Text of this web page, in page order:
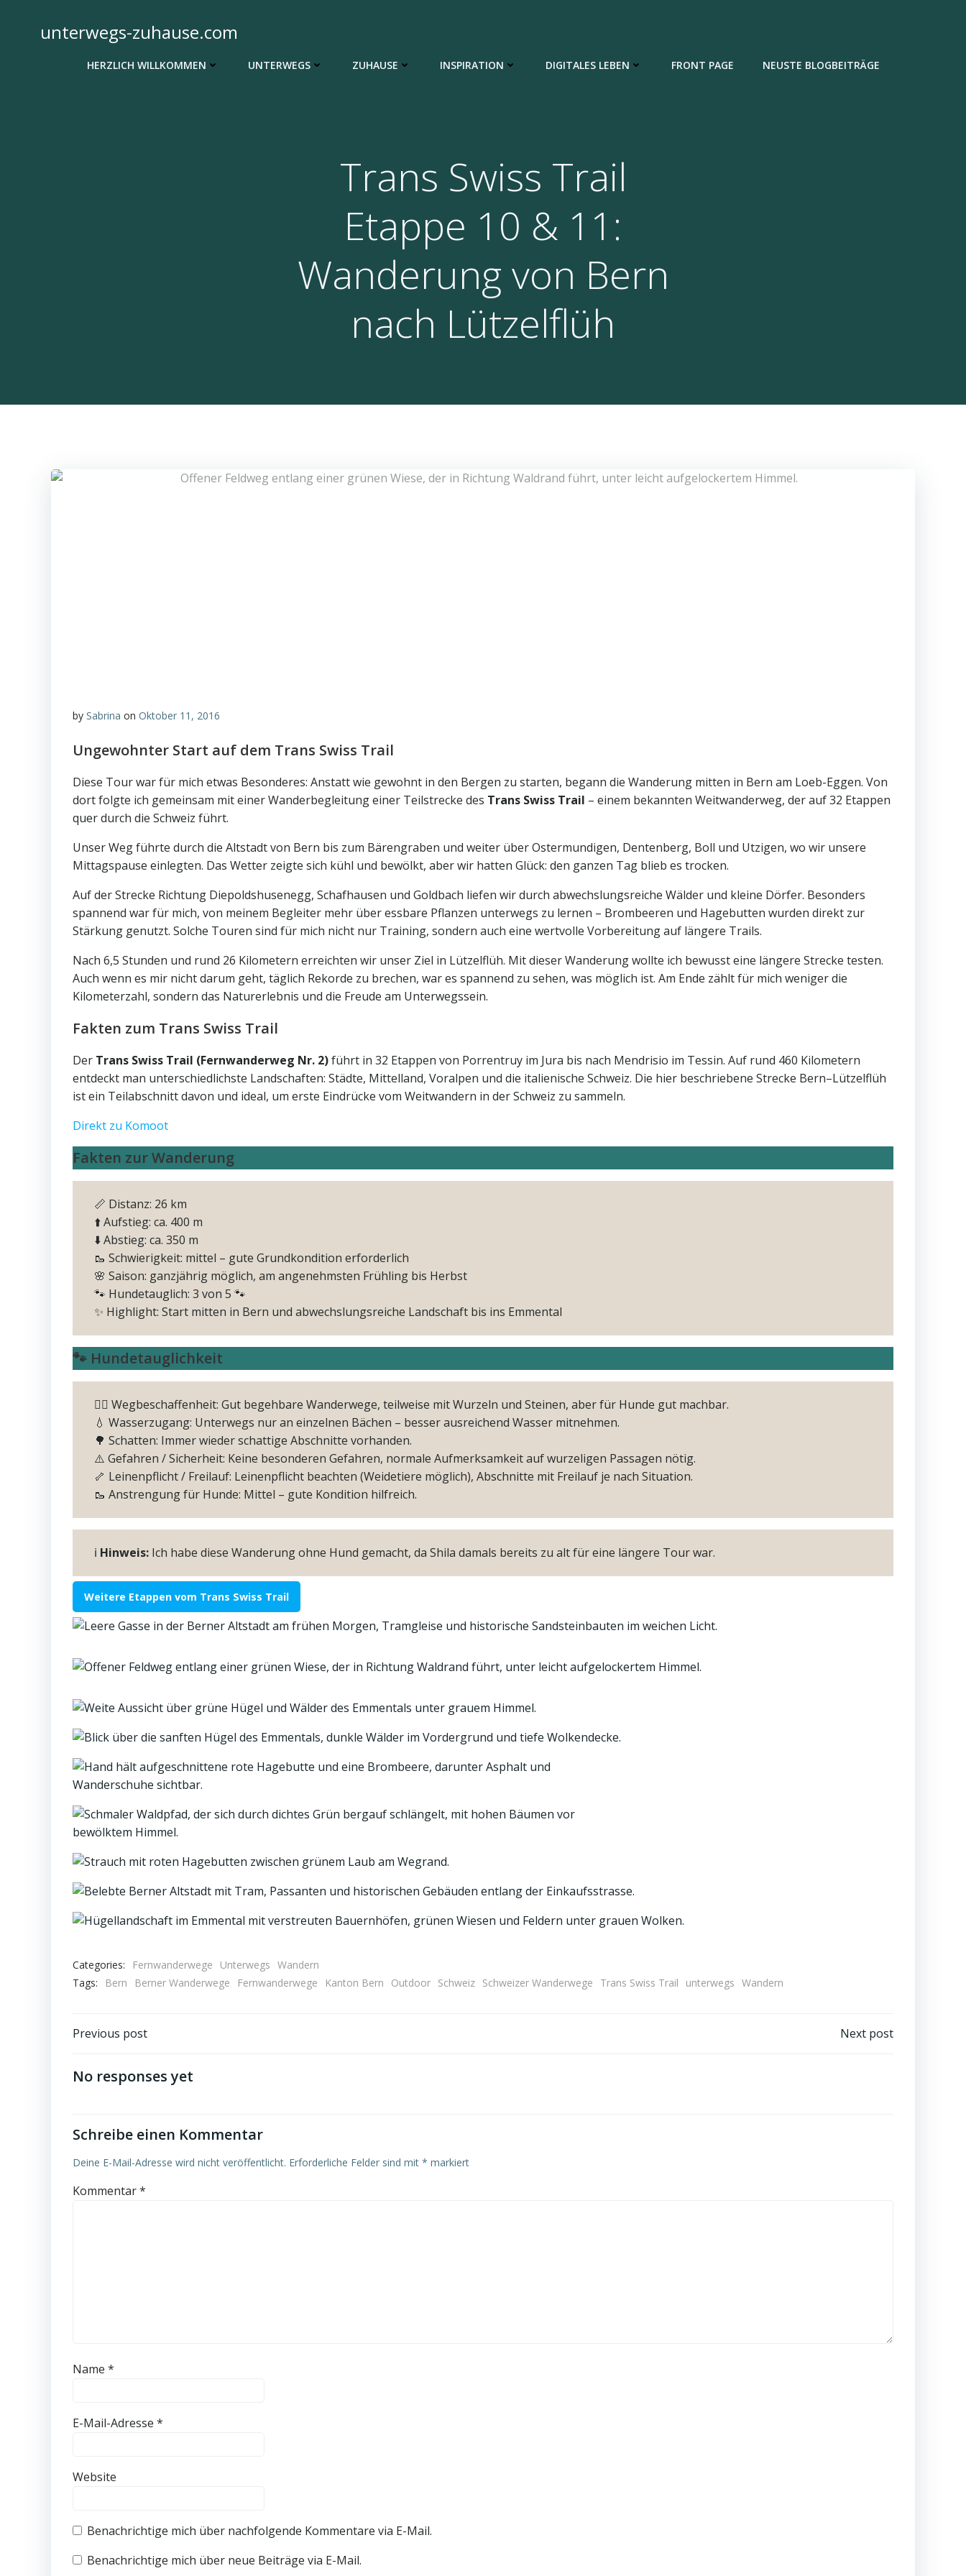
springenunterwegs-zuhause.com
HERZLICH WILLKOMMEN UNTERWEGS ZUHAUSE INSPIRATION DIGITALES LEBEN FRONT PAGE NEUSTE BLOGBEITRÄGE
Trans Swiss Trail
Etappe 10 & 11:
Wanderung von Bern
nach Lützelflüh
by Sabrina on Oktober 11, 2016
Ungewohnter Start auf dem Trans Swiss Trail
Diese Tour war für mich etwas Besonderes: Anstatt wie gewohnt in den Bergen zu starten, begann die Wanderung mitten in Bern am Loeb-Eggen. Von
dort folgte ich gemeinsam mit einer Wanderbegleitung einer Teilstrecke des Trans Swiss Trail – einem bekannten Weitwanderweg, der auf 32 Etappen
quer durch die Schweiz führt.
Unser Weg führte durch die Altstadt von Bern bis zum Bärengraben und weiter über Ostermundigen, Dentenberg, Boll und Utzigen, wo wir unsere
Mittagspause einlegten. Das Wetter zeigte sich kühl und bewölkt, aber wir hatten Glück: den ganzen Tag blieb es trocken.
Auf der Strecke Richtung Diepoldshusenegg, Schafhausen und Goldbach liefen wir durch abwechslungsreiche Wälder und kleine Dörfer. Besonders
spannend war für mich, von meinem Begleiter mehr über essbare Pflanzen unterwegs zu lernen – Brombeeren und Hagebutten wurden direkt zur
Stärkung genutzt. Solche Touren sind für mich nicht nur Training, sondern auch eine wertvolle Vorbereitung auf längere Trails.
Nach 6,5 Stunden und rund 26 Kilometern erreichten wir unser Ziel in Lützelflüh. Mit dieser Wanderung wollte ich bewusst eine längere Strecke testen.
Auch wenn es mir nicht darum geht, täglich Rekorde zu brechen, war es spannend zu sehen, was möglich ist. Am Ende zählt für mich weniger die
Kilometerzahl, sondern das Naturerlebnis und die Freude am Unterwegssein.
Fakten zum Trans Swiss Trail
Der Trans Swiss Trail (Fernwanderweg Nr. 2)führt in 32 Etappen von Porrentruy im Jura bis nach Mendrisio im Tessin. Auf rund 460 Kilometern
entdeckt man unterschiedlichste Landschaften: Städte, Mittelland, Voralpen und die italienische Schweiz. Die hier beschriebene Strecke Bern–Lützelflüh
ist ein Teilabschnitt davon und ideal, um erste Eindrücke vom Weitwandern in der Schweiz zu sammeln.
Direkt zu Komoot
Fakten zur Wanderung
📏 Distanz: 26 km
⬆️ Aufstieg: ca. 400 m
⬇️ Abstieg: ca. 350 m
🥾 Schwierigkeit: mittel – gute Grundkondition erforderlich
🌸 Saison: ganzjährig möglich, am angenehmsten Frühling bis Herbst
🐾 Hundetauglich: 3 von 5 🐾
✨ Highlight: Start mitten in Bern und abwechslungsreiche Landschaft bis ins Emmental
🐾 Hundetauglichkeit
🚶‍♂️ Wegbeschaffenheit: Gut begehbare Wanderwege, teilweise mit Wurzeln und Steinen, aber für Hunde gut machbar.
💧 Wasserzugang: Unterwegs nur an einzelnen Bächen – besser ausreichend Wasser mitnehmen.
🌳 Schatten: Immer wieder schattige Abschnitte vorhanden.
⚠️ Gefahren / Sicherheit: Keine besonderen Gefahren, normale Aufmerksamkeit auf wurzeligen Passagen nötig.
🦴 Leinenpflicht / Freilauf: Leinenpflicht beachten (Weidetiere möglich), Abschnitte mit Freilauf je nach Situation.
🥾 Anstrengung für Hunde: Mittel – gute Kondition hilfreich.
ℹ️ Hinweis: Ich habe diese Wanderung ohne Hund gemacht, da Shila damals bereits zu alt für eine längere Tour war.
Weitere Etappen vom Trans Swiss Trail
Categories: Fernwanderwege Unterwegs Wandern
Tags:
Bern Berner Wanderwege Fernwanderwege Kanton Bern Outdoor Schweiz Schweizer Wanderwege Trans Swiss Trail unterwegs Wandern
Post
navigation
Previous post Next post
No responses yet
Schreibe einen Kommentar
Deine E-Mail-Adresse wird nicht veröffentlicht. Erforderliche Felder sind mit * markiert
Kommentar*
Name *
E-Mail-Adresse *
Website
Benachrichtige mich über nachfolgende Kommentare via E-Mail.
Benachrichtige mich über neue Beiträge via E-Mail.